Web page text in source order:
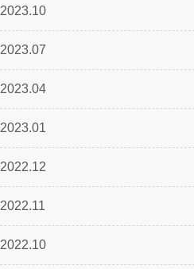
2023.10
2023.07
2023.04
2023.01
2022.12
2022.11
2022.10